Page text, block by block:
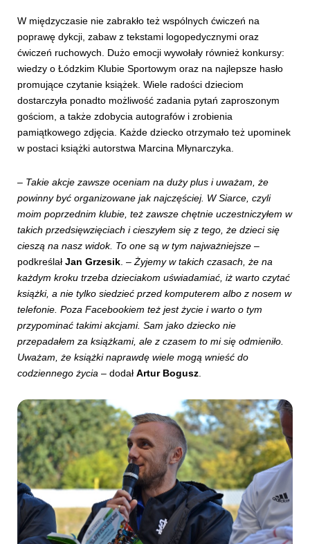
W międzyczasie nie zabrakło też wspólnych ćwiczeń na
poprawę dykcji, zabaw z tekstami logopedycznymi oraz
ćwiczeń ruchowych. Dużo emocji wywołały również konkursy:
wiedzy o Łódzkim Klubie Sportowym oraz na najlepsze hasło
promujące czytanie książek. Wiele radości dzieciom
dostarczyła ponadto możliwość zadania pytań zaproszonym
gościom, a także zdobycia autografów i zrobienia
pamiątkowego zdjęcia. Każde dziecko otrzymało też upominek
w postaci książki autorstwa Marcina Młynarczyka.
– Takie akcje zawsze oceniam na duży plus i uważam, że
powinny być organizowane jak najczęściej. W Siarce, czyli
moim poprzednim klubie, też zawsze chętnie uczestniczyłem w
takich przedsięwzięciach i cieszyłem się z tego, że dzieci się
cieszą na nasz widok. To one są w tym najważniejsze –
podkreślał Jan Grzesik . – Żyjemy w takich czasach, że na
każdym kroku trzeba dzieciakom uświadamiać, iż warto czytać
książki, a nie tylko siedzieć przed komputerem albo z nosem w
telefonie. Poza Facebookiem też jest życie i warto o tym
przypominać takimi akcjami. Sam jako dziecko nie
przepadałem za książkami, ale z czasem to mi się odmieniło.
Uważam, że książki naprawdę wiele mogą wnieść do
codziennego życia – dodał Artur Bogusz